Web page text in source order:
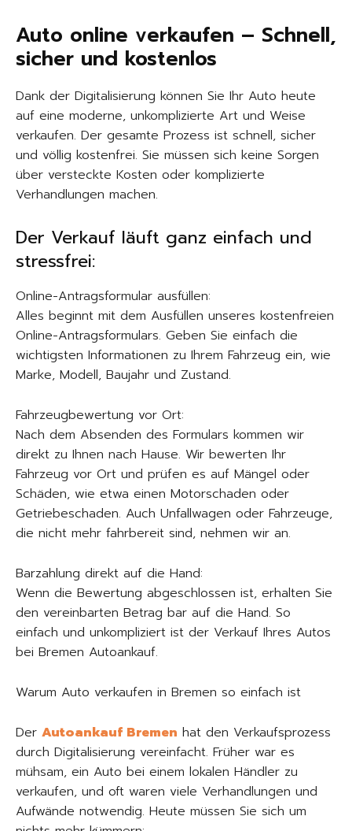
Auto online verkaufen – Schnell,
sicher und kostenlos
Dank der Digitalisierung können Sie Ihr Auto heute
auf eine moderne, unkomplizierte Art und Weise
verkaufen. Der gesamte Prozess ist schnell, sicher
und völlig kostenfrei. Sie müssen sich keine Sorgen
über versteckte Kosten oder komplizierte
Verhandlungen machen.
Der Verkauf läuft ganz einfach und
stressfrei:
Online-Antragsformular ausfüllen:
Alles beginnt mit dem Ausfüllen unseres kostenfreien
Online-Antragsformulars. Geben Sie einfach die
wichtigsten Informationen zu Ihrem Fahrzeug ein, wie
Marke, Modell, Baujahr und Zustand.
Fahrzeugbewertung vor Ort:
Nach dem Absenden des Formulars kommen wir
direkt zu Ihnen nach Hause. Wir bewerten Ihr
Fahrzeug vor Ort und prüfen es auf Mängel oder
Schäden, wie etwa einen Motorschaden oder
Getriebeschaden. Auch Unfallwagen oder Fahrzeuge,
die nicht mehr fahrbereit sind, nehmen wir an.
Barzahlung direkt auf die Hand:
Wenn die Bewertung abgeschlossen ist, erhalten Sie
den vereinbarten Betrag bar auf die Hand. So
einfach und unkompliziert ist der Verkauf Ihres Autos
bei Bremen Autoankauf.
Warum Auto verkaufen in Bremen so einfach ist
Der Autoankauf Bremen hat den Verkaufsprozess
durch Digitalisierung vereinfacht. Früher war es
mühsam, ein Auto bei einem lokalen Händler zu
verkaufen, und oft waren viele Verhandlungen und
Aufwände notwendig. Heute müssen Sie sich um